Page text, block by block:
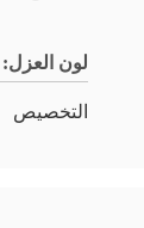
لون العزل:
التخصيص